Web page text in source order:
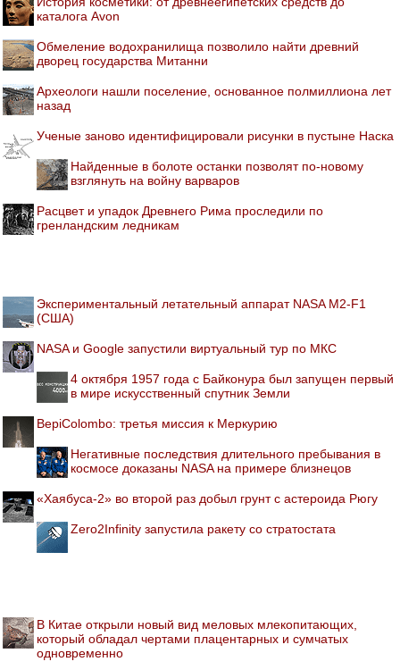
каталога Avon
Обмеление водохранилища позволило найти древний
дворец государства Митанни
Археологи нашли поселение, основанное полмиллиона лет
назад
Ученые заново идентифицировали рисунки в пустыне Наска
Найденные в болоте останки позволят по-новому
взглянуть на войну варваров
Расцвет и упадок Древнего Рима проследили по
гренландским ледникам
Экспериментальный летательный аппарат NASA M2-F1
(США)
NASA и Google запустили виртуальный тур по МКС
4 октября 1957 года с Байконура был запущен первый
в мире искусственный спутник Земли
BepiColombo: третья миссия к Меркурию
Негативные последствия длительного пребывания в
космосе доказаны NASA на примере близнецов
«Хаябуса-2» во второй раз добыл грунт с астероида Рюгу
Zero2Infinity запустила ракету со стратостата
В Китае открыли новый вид меловых млекопитающих,
который обладал чертами плацентарных и сумчатых
одновременно